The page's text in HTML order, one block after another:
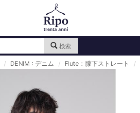
検索
DENIM : デニム Flute：膝下ストレート